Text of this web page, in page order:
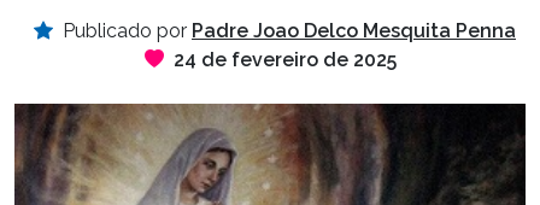
Publicado por Padre Joao Delco Mesquita Penna
24 de fevereiro de 2025